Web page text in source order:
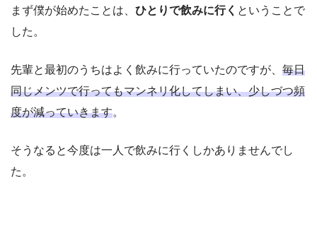
まず僕が始めたことは、 ひとりで飲みに行く ということで
した。
先輩と最初のうちはよく飲みに行っていたのですが、 毎日
同じメンツで行ってもマンネリ化してしまい、少しづつ頻
度が減っていきます。
そうなると今度は一人で飲みに行くしかありませんでし
た。